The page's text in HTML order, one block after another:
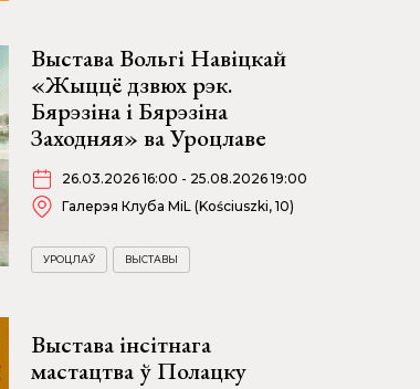
Выстава Вольгі Навіцкай
«Жыццё дзвюх рэк.
Бярэзіна і Бярэзіна
Заходняя» ва Уроцлаве
26.03.2026 16:00 - 25.08.2026 19:00
Галерэя Клуба MiL (Kościuszki, 10)
УРОЦЛАЎ ВЫСТАВЫ
Выстава інсітнага
мастацтва ў Полацку